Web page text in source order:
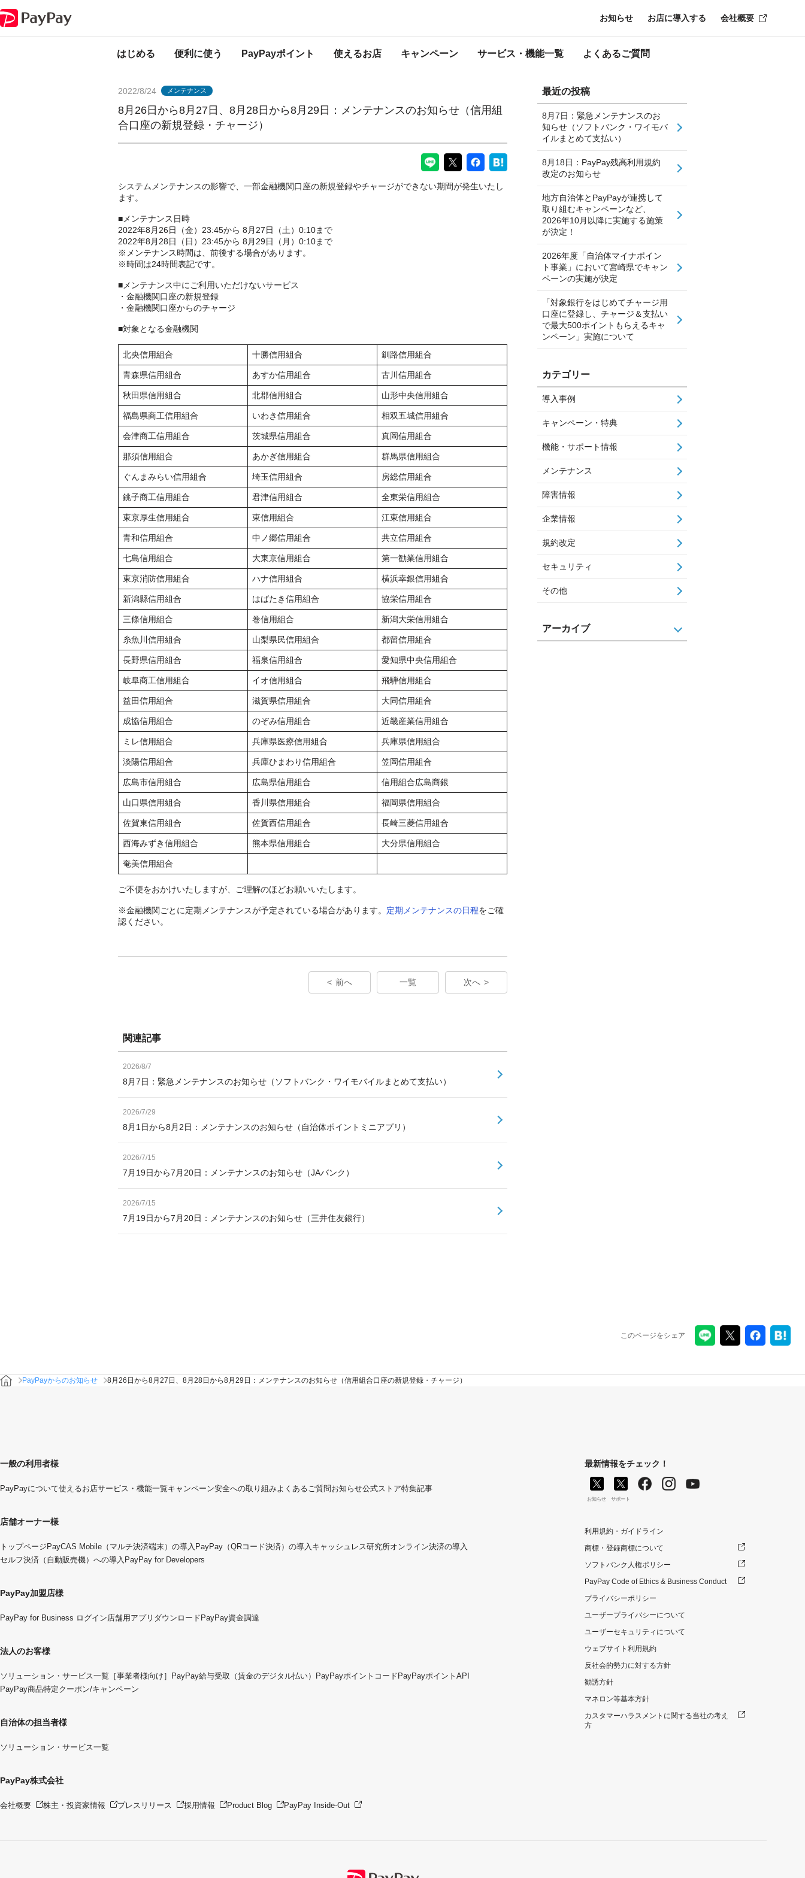
はじめる 便利に使う PayPayポイント 使えるお店 キャンペーン サービス・機能一覧 よくあるご質問
お知らせ お店に導入する 会社概要
PayPayからのお知らせ
2022/8/24 メンテナンス
8月26日から8月27日、8月28日から8月29日：メンテナンスのお知らせ（信用組
合口座の新規登録・チャージ）
システムメンテナンスの影響で、一部金融機関口座の新規登録やチャージができない期間が発生いたし
ます。
■メンテナンス日時
2022年8月26日（金）23:45から 8月27日（土）0:10まで
2022年8月28日（日）23:45から 8月29日（月）0:10まで
※メンテナンス時間は、前後する場合があります。
※時間は24時間表記です。
■メンテナンス中にご利用いただけないサービス
・金融機関口座の新規登録
・金融機関口座からのチャージ
■対象となる金融機関
北央信用組合 十勝信用組合 釧路信用組合
青森県信用組合 あすか信用組合 古川信用組合
秋田県信用組合 北郡信用組合 山形中央信用組合
福島県商工信用組合 いわき信用組合 相双五城信用組合
会津商工信用組合 茨城県信用組合 真岡信用組合
那須信用組合 あかぎ信用組合 群馬県信用組合
ぐんまみらい信用組合 埼玉信用組合 房総信用組合
銚子商工信用組合 君津信用組合 全東栄信用組合
東京厚生信用組合 東信用組合 江東信用組合
青和信用組合 中ノ郷信用組合 共立信用組合
七島信用組合 大東京信用組合 第一勧業信用組合
東京消防信用組合 ハナ信用組合 横浜幸銀信用組合
新潟縣信用組合 はばたき信用組合 協栄信用組合
三條信用組合 巻信用組合 新潟大栄信用組合
糸魚川信用組合 山梨県民信用組合 都留信用組合
長野県信用組合 福泉信用組合 愛知県中央信用組合
岐阜商工信用組合 イオ信用組合 飛騨信用組合
益田信用組合 滋賀県信用組合 大同信用組合
成協信用組合 のぞみ信用組合 近畿産業信用組合
ミレ信用組合 兵庫県医療信用組合 兵庫県信用組合
淡陽信用組合 兵庫ひまわり信用組合 笠岡信用組合
広島市信用組合 広島県信用組合 信用組合広島商銀
山口県信用組合 香川県信用組合 福岡県信用組合
佐賀東信用組合 佐賀西信用組合 長崎三菱信用組合
西海みずき信用組合 熊本県信用組合 大分県信用組合
奄美信用組合
ご不便をおかけいたしますが、ご理解のほどお願いいたします。
※金融機関ごとに定期メンテナンスが予定されている場合があります。 定期メンテナンスの日程をご確
認ください。
前へ 一覧 次へ
関連記事
2026/8/7
8月7日：緊急メンテナンスのお知らせ（ソフトバンク・ワイモバイルまとめて支払い）
2026/7/29
8月1日から8月2日：メンテナンスのお知らせ（自治体ポイントミニアプリ）
2026/7/15
7月19日から7月20日：メンテナンスのお知らせ（JAバンク）
2026/7/15
7月19日から7月20日：メンテナンスのお知らせ（三井住友銀行）
最近の投稿
8月7日：緊急メンテナンスのお
知らせ（ソフトバンク・ワイモバ
イルまとめて支払い）
8月18日：PayPay残高利用規約
改定のお知らせ
地方自治体とPayPayが連携して
取り組むキャンペーンなど、
2026年10月以降に実施する施策
が決定！
2026年度「自治体マイナポイン
ト事業」において宮崎県でキャン
ペーンの実施が決定
「対象銀行をはじめてチャージ用
口座に登録し、チャージ＆支払い
で最大500ポイントもらえるキャ
ンペーン」実施について
カテゴリー
導入事例
キャンペーン・特典
機能・サポート情報
メンテナンス
障害情報
企業情報
規約改定
セキュリティ
その他
アーカイブ
このページをシェア
PayPayからのお知らせ 8月26日から8月27日、8月28日から8月29日：メンテナンスのお知らせ（信用組合口座の新規登録・チャージ）
一般の利用者様
PayPayについて使えるお店サービス・機能一覧キャンペーン安全への取り組みよくあるご質問お知らせ公式ストア特集記事
店舗オーナー様
トップページ PayCAS Mobile（マルチ決済端末）の導入 PayPay（QRコード決済）の導入 キャッシュレス研究所オンライン決済の導入
セルフ決済（自動販売機）への導入 PayPay for Developers
PayPay加盟店様
PayPay for Business ログイン 店舗用アプリダウンロード PayPay資金調達
法人のお客様
ソリューション・サービス一覧 ［事業者様向け］PayPay給与受取（賃金のデジタル払い） PayPayポイントコード PayPayポイントAPI
PayPay商品特定クーポン/キャンペーン
自治体の担当者様
ソリューション・サービス一覧
PayPay株式会社
会社概要 株主・投資家情報 プレスリリース 採用情報 Product Blog PayPay Inside-Out
最新情報をチェック！
お知らせ サポート
利用規約・ガイドライン
商標・登録商標について
ソフトバンク人権ポリシー
PayPay Code of Ethics & Business Conduct
プライバシーポリシー
ユーザープライバシーについて
ユーザーセキュリティについて
ウェブサイト利用規約
反社会的勢力に対する方針
勧誘方針
マネロン等基本方針
カスタマーハラスメントに関する当社の考え
方